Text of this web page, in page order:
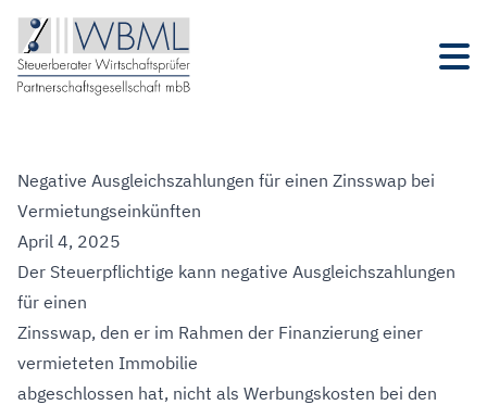
Negative Ausgleichszahlungen für einen Zinsswap bei
Vermietungseinkünften
April 4, 2025
Der Steuerpflichtige kann negative Ausgleichszahlungen
für einen
Zinsswap, den er im Rahmen der Finanzierung einer
vermieteten Immobilie
abgeschlossen hat, nicht als Werbungskosten bei den